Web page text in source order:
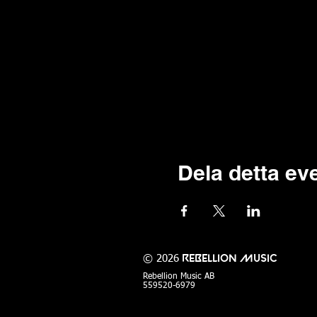
Dela detta
© 2026 Rebellion Music
Rebellion Music AB
559520-6979